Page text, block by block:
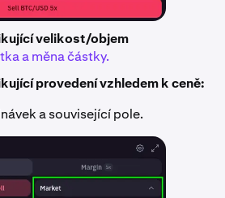
velikost/objem
a měna částky.
provedení vzhledem k ceně:
a související pole.